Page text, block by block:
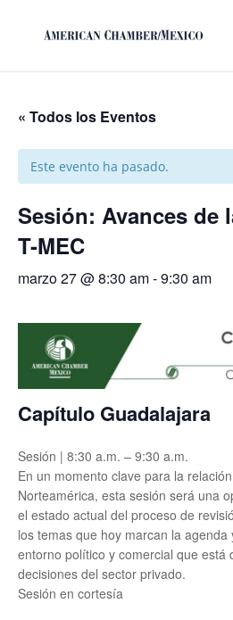
« Todos los Eventos
Este evento ha pasado.
Sesión: Avances de
T-MEC
marzo 27 @ 8:30 am-9:30 am
Capítulo Guadalajara
Sesión | 8:30 a.m. – 9:30 a.m.
En un momento clave para la
Norteamérica, esta sesión será una
el estado actual del proceso de
los temas que hoy marcan la
entorno político y comercial que está
decisiones del sector privado.
Sesión en cortesía